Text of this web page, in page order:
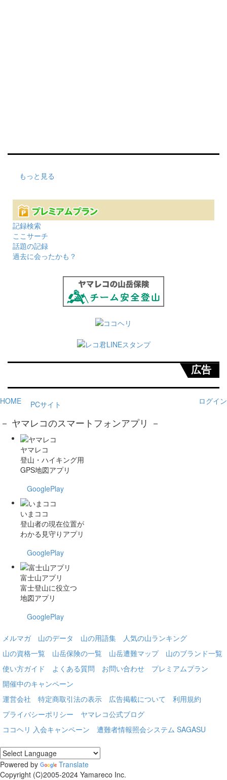
もっと見る
記録検索
ここサーチ
話題の記録
過去に会ったかも？
広告
HOME ログイン
PCサイト
－ ヤマレコのスマートフォンアプリ －
ヤマレコ
登山・ハイキング用
GPS地図アプリ
GooglePlay
いまココ
登山者の現在位置が
わかる見守りアプリ
GooglePlay
富士山アプリ
富士登山に役立つ
地図アプリ
GooglePlay
メルマガ 山のデータ 山の用語集
人気の山ランキング
山の資格一覧
山岳保険の一覧 山岳遭難マップ
山のブランド一覧
使い方ガイド
よくある質問 お問い合わせ
プレミアムプラン
開催中のキャンペーン
運営会社
特定商取引法の表示 広告掲載について
利用規約
プライバシーポリシー
ヤマレコ公式ブログ
ココヘリ 入会キャンペーン
遭難者情報照会システム SAGASU
Powered by
Translate
Copyright (C)2005-2024 Yamareco Inc.